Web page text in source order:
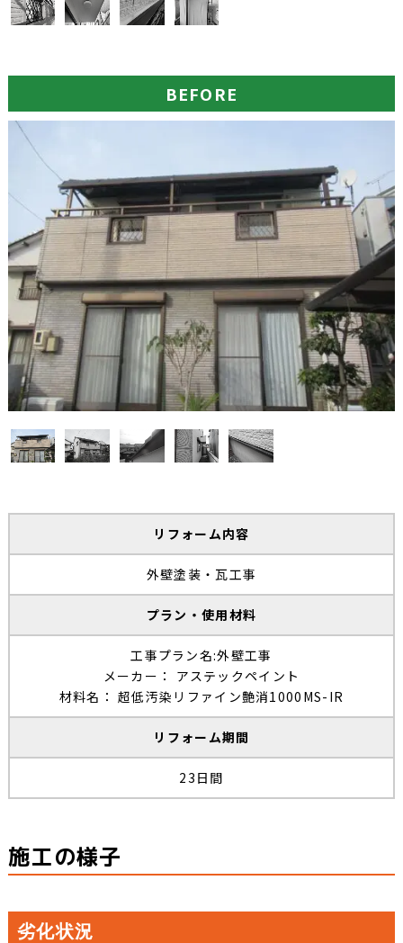
BEFORE
リフォーム内容
外壁塗装・瓦工事
プラン・使用材料
工事プラン名:外壁工事
メーカー： アステックペイント
材料名： 超低汚染リファイン艶消1000MS-IR
リフォーム期間
23日間
施工の様子
劣化状況